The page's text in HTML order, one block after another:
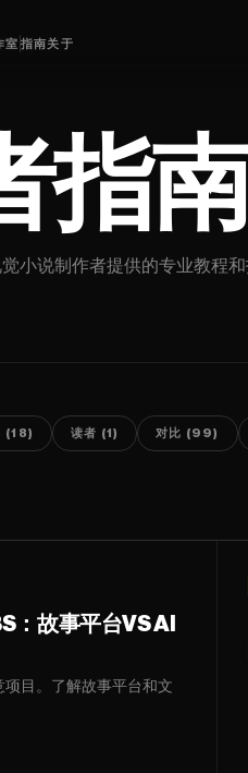
室 指南关于
指
小说制作者提供的专业教程
(18) 读者 (1) 对比 (99)
：故事平台VS AI
目。了解故事平台和文